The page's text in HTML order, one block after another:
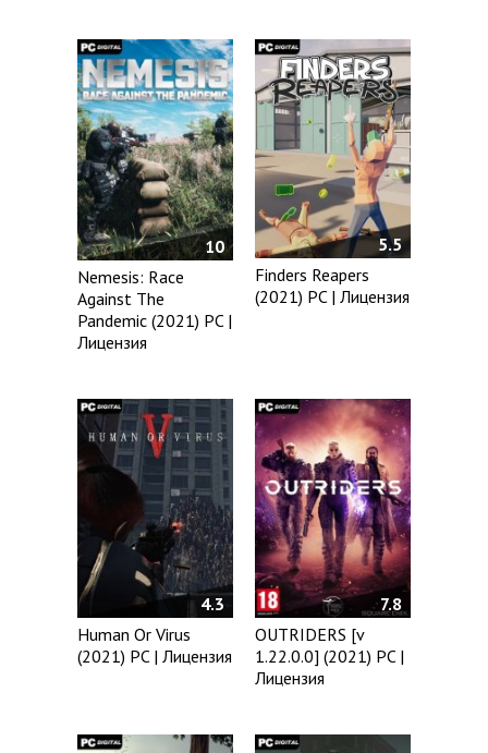
10
Nemesis: Race
Against The
Pandemic (2021) PC |
Лицензия
5.5
Finders Reapers
(2021) PC | Лицензия
4.3
Human Or Virus
(2021) PC | Лицензия
7.8
OUTRIDERS [v
1.22.0.0] (2021) PC |
Лицензия